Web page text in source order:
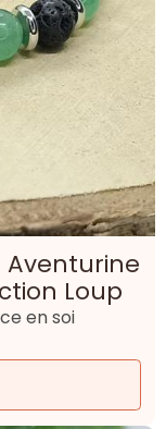
Loup
en soi